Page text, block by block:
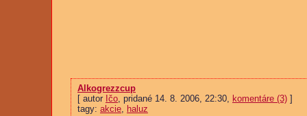
Alkogrezzcup
[ autor Ičo, pridané 14. 8. 2006, 22:30, komentáre (3)]
tagy: akcie, haluz